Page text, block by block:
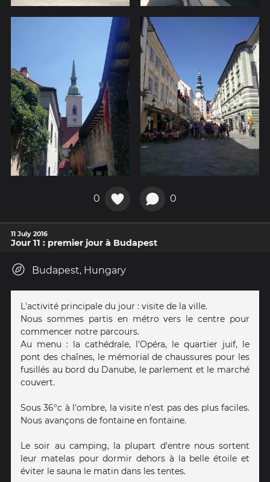
0 0
11 July 2016
Jour 11 : premier jour à Budapest
Budapest, Hungary
L'activité principale du jour : visite de la ville.
Nous sommes partis en métro vers le centre pour
commencer notre parcours.
Au menu : la cathédrale, l'Opéra, le quartier juif, le
pont des chaînes, le mémorial de chaussures pour les
fusillés au bord du Danube, le parlement et le marché
couvert.
Sous 36°c à l'ombre, la visite n'est pas des plus faciles.
Nous avançons de fontaine en fontaine.
Le soir au camping, la plupart d'entre nous sortent
leur matelas pour dormir dehors à la belle étoile et
éviter le sauna le matin dans les tentes.